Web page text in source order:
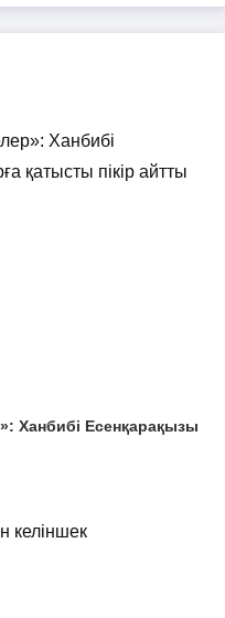
Ханбибі Есенқарақызы